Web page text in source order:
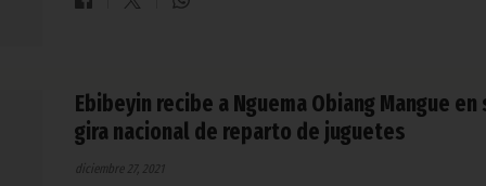
Ebibeyin recibe a Nguema Obiang Mangue en
gira nacional de reparto de juguetes
diciembre 27, 2021